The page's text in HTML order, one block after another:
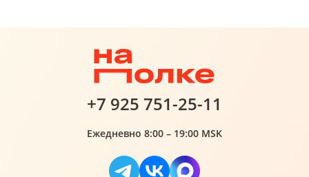
+7 925 751-25-11
Ежедневно 8:00 – 19:00 MSK